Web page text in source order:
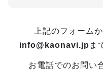
上記のフォーム
info@kaonavi.jp ま
お電話でのお問い